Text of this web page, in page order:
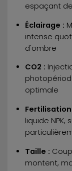
espaçant
Éclairage :
intense
d'ombre
CO2 :
optimale
Fertilisation
liquide NPK,
Taille :
montent,